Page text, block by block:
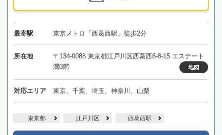
最寄駅 東京メトロ「西葛西駅」徒歩2分
所在地
〒134-0088 東京都江戸川区西葛西6-8-15 エステート
潤3階
地図
対応エリア 東京、千葉、埼玉、神奈川、山梨
東京都 江戸川区 西葛西駅